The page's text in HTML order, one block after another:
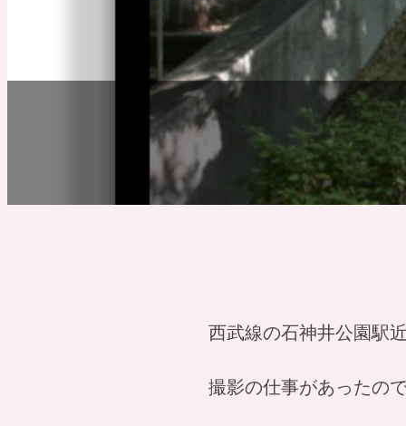
西武線の石神井公園駅
撮影の仕事があったの